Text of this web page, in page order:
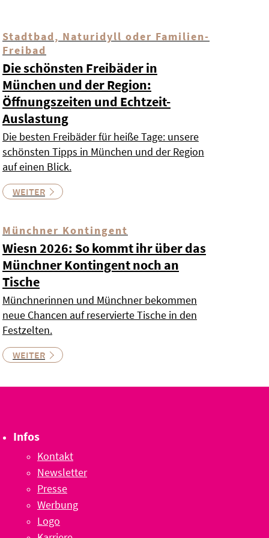
Stadtbad, Naturidyll oder Familien-
Freibad
Die schönsten Freibäder in
München und der Region:
Öffnungszeiten und Echtzeit-
Auslastung
Die besten Freibäder für heiße Tage: unsere
schönsten Tipps in München und der Region
auf einen Blick.
WEITER
Münchner Kontingent
Wiesn 2026: So kommt ihr über das
Münchner Kontingent noch an
Tische
Münchnerinnen und Münchner bekommen
neue Chancen auf reservierte Tische in den
Festzelten.
WEITER
Infos
Kontakt
Newsletter
Presse
Werbung
Logo